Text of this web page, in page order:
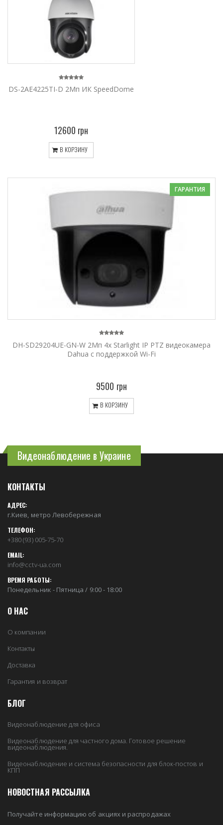
DS-2AE4225TI-D 2Мп ИК SpeedDome
12600 грн
В КОРЗИНУ
ГАРАНТИЯ
DH-SD29204UE-GN-W 2Мп 4x Starlight IP PTZ видеокамера
Dahua с поддержкой Wi-Fi
9500 грн
В КОРЗИНУ
Видеонаблюдение в Украине
КОНТАКТЫ
АДРЕС:
г.Киев, метро Левобережная
ТЕЛЕФОН:
+380 (93) 005-75-70
EMAIL:
info@cctv-ua.com
ВРЕМЯ РАБОТЫ:
Понедельник - Пятница / 9:00 - 18:00
О НАС
О компании
Контакты
Доставка
Гарантия и возврат
БЛОГ
Видеонаблюдение для офиса
Видеонаблюдение для частного дома. Готовое решение
видеонаблюдения.
Видеонаблюдение и система безопасности для блок-постов и
КПП
НОВОСТНАЯ РАССЫЛКА
Получайте информацию об акциях и распродажах